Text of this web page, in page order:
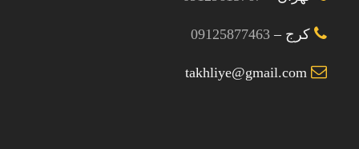
کرج – 09125877463